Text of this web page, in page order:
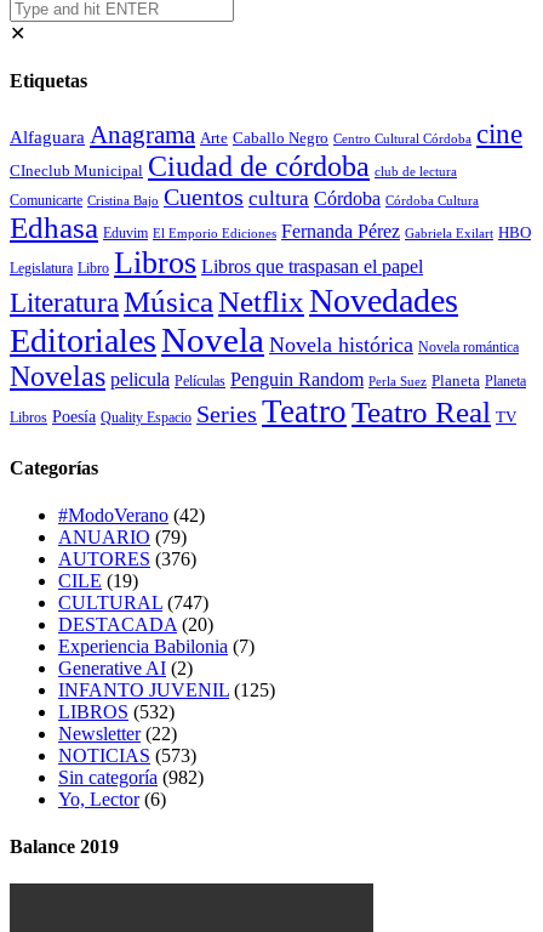
✕
Etiquetas
Alfaguara Anagrama Arte Caballo Negro Centro Cultural Córdoba cine
CIneclub Municipal Ciudad de córdoba club de lectura
Comunicarte Cristina Bajo Cuentos cultura Córdoba Córdoba Cultura
Edhasa Eduvim El Emporio Ediciones Fernanda Pérez Gabriela Exilart HBO
Legislatura Libro Libros Libros que traspasan el papel
LiteraturaMúsicaNetflixNovedades
EditorialesNovela Novela histórica Novela romántica
Novelas pelicula Películas Penguin Random Perla Suez Planeta Planeta
Libros Poesía Quality Espacio Series TeatroTeatro Real TV
Categorías
#ModoVerano (42)
ANUARIO (79)
AUTORES (376)
CILE (19)
CULTURAL (747)
DESTACADA (20)
Experiencia Babilonia (7)
Generative AI (2)
INFANTO JUVENIL (125)
LIBROS (532)
Newsletter(22)
NOTICIAS (573)
Sin categoría (982)
Yo, Lector(6)
Balance 2019